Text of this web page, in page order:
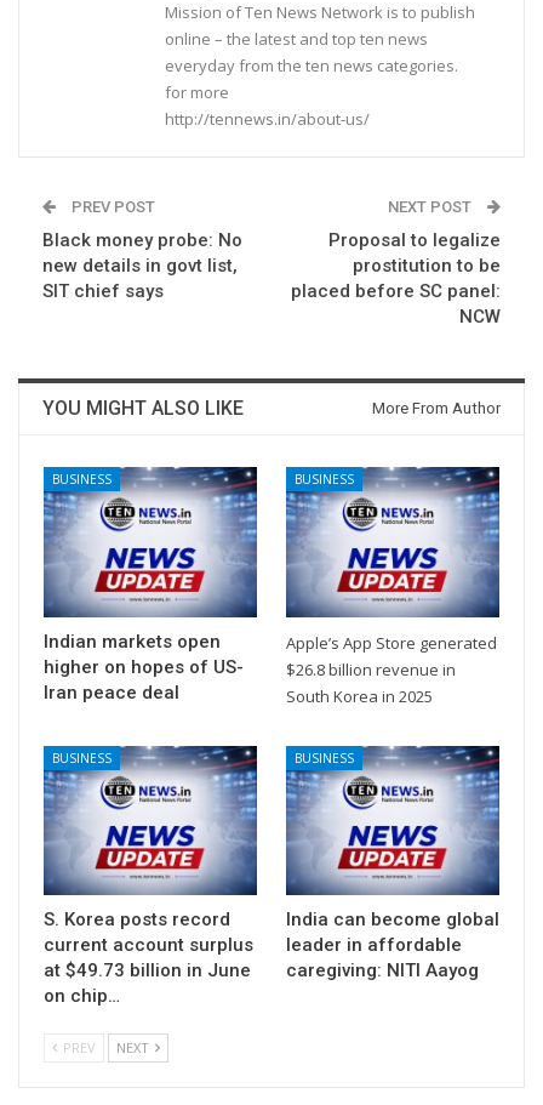
Mission of Ten News Network is to publish
online – the latest and top ten news
everyday from the ten news categories.
for more
http://tennews.in/about-us/
PREV POST
Black money probe: No
new details in govt list,
SIT chief says
NEXT POST
Proposal to legalize
prostitution to be
placed before SC panel:
NCW
YOU MIGHT ALSO LIKE More From Author
BUSINESS
Indian markets open
higher on hopes of US-
Iran peace deal
BUSINESS
Apple’s App Store generated
$26.8 billion revenue in
South Korea in 2025
BUSINESS
S. Korea posts record
current account surplus
at $49.73 billion in June
on chip…
BUSINESS
India can become global
leader in affordable
caregiving: NITI Aayog
PREV NEXT